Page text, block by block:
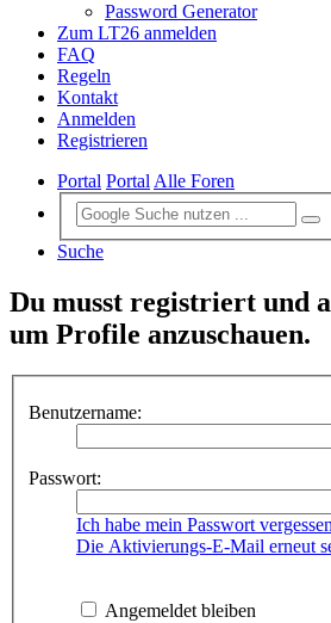
Password Generator
Zum LT26 anmelden
FAQ
Regeln
Kontakt
Anmelden
Registrieren
Portal PortalAlle Foren
Suche
Du musst registriert und
um Profile anzuschauen.
Benutzername:
Passwort:
Ich habe mein Passwort
Die Aktivierungs-E-Mail erneut
Angemeldet bleiben